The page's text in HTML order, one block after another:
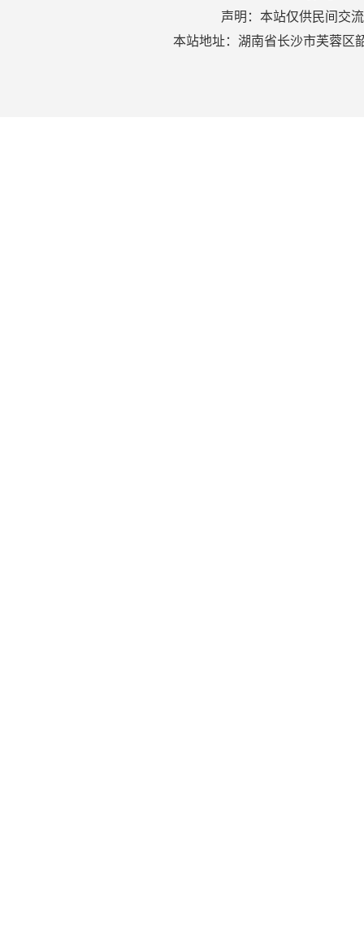
声明：本站仅供民间交
本站地址：湖南省长沙市芙蓉区